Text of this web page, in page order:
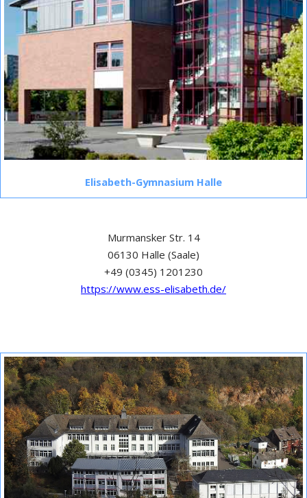
Elisabeth-Gymnasium Halle
Murmansker Str. 14
06130 Halle (Saale)
+49 (0345) 1201230
https://www.ess-elisabeth.de/